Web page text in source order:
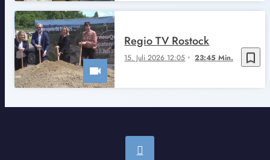
bookmark_border
15. Juli 2026 12:05 23:45 Min.
Regio TV Rostock